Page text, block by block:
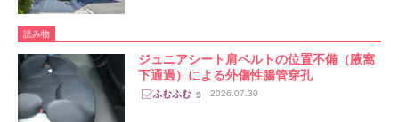
読み物
ジュニアシート肩ベルトの位置不備（腋窩
下通過）による外傷性腸管穿孔
9 2026.07.30